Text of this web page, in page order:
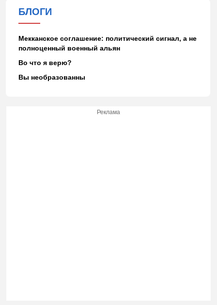
БЛОГИ
Мекканское соглашение: политический сигнал, а не
полноценный военный альян
Во что я верю?
Вы необразованны
Реклама